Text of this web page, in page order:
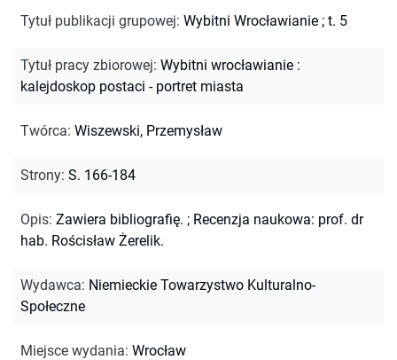
Tytuł publikacji grupowej: Wybitni Wrocławianie ; t. 5
Tytuł pracy zbiorowej: Wybitni wrocławianie :
kalejdoskop postaci - portret miasta
Twórca: Wiszewski, Przemysław
Strony: S. 166-184
Opis: Zawiera bibliografię. ; Recenzja naukowa: prof. dr
hab. Rościsław Żerelik.
Wydawca: Niemieckie Towarzystwo Kulturalno-
Społeczne
Miejsce wydania: Wrocław